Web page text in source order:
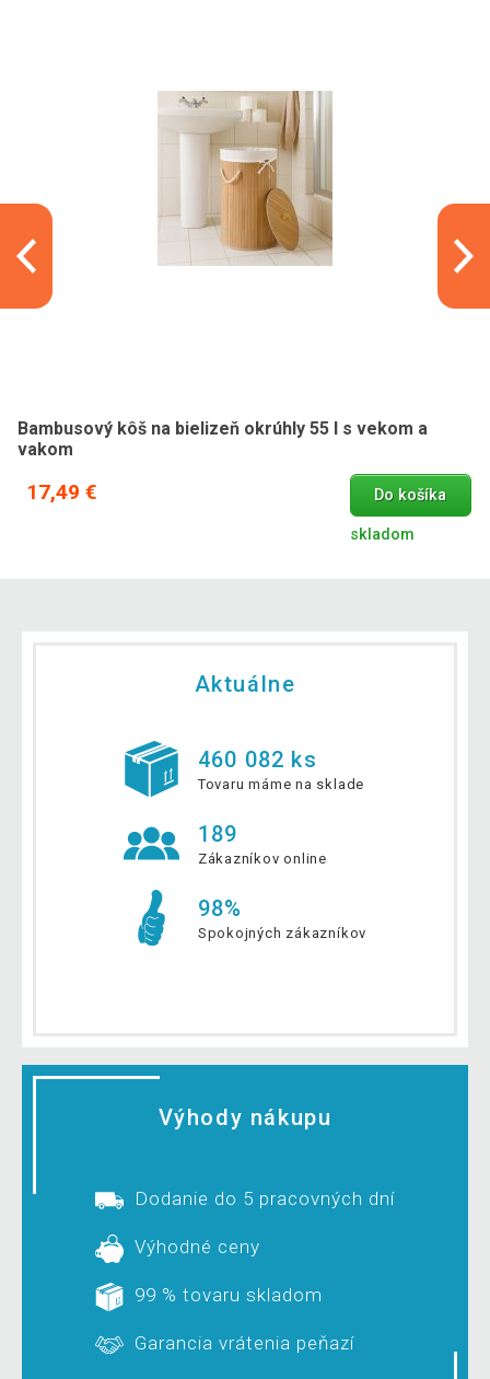
Bambusový kôš na bielizeň okrúhly 55 l s vekom a
vakom
17,49 € Do košíka
skladom
Aktuálne
460 082 ks
Tovaru máme na sklade
189
Zákazníkov online
98%
Spokojných zákazníkov
Výhody nákupu
Dodanie do 5 pracovných dní
Výhodné ceny
99 % tovaru skladom
Garancia vrátenia peňazí